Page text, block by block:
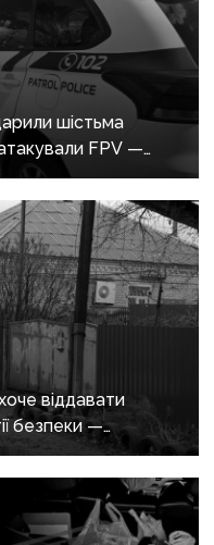
шістьма
FPV —
Донеччини
віддавати
безпеки —